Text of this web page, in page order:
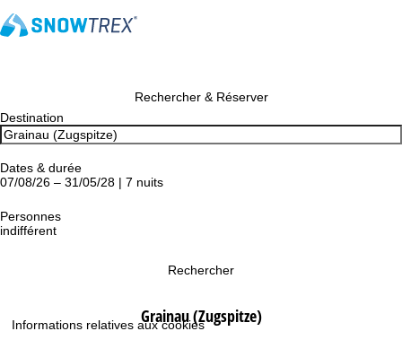
Informations relatives aux cookies
Rechercher & Réserver
Destination
Dates & durée
07/08/26 – 31/05/28 | 7 nuits
Personnes
indifférent
Rechercher
Grainau (Zugspitze)